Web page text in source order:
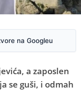
na Googleu
a zaposlen
se guši, i odmah